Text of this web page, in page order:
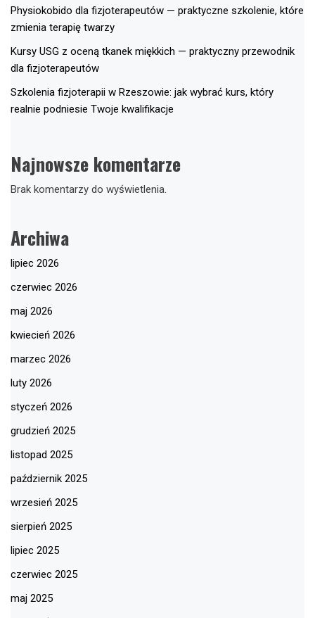
Physiokobido dla fizjoterapeutów — praktyczne szkolenie, które
zmienia terapię twarzy
Kursy USG z oceną tkanek miękkich — praktyczny przewodnik
dla fizjoterapeutów
Szkolenia fizjoterapii w Rzeszowie: jak wybrać kurs, który
realnie podniesie Twoje kwalifikacje
Najnowsze komentarze
Brak komentarzy do wyświetlenia.
Archiwa
lipiec 2026
czerwiec 2026
maj 2026
kwiecień 2026
marzec 2026
luty 2026
styczeń 2026
grudzień 2025
listopad 2025
październik 2025
wrzesień 2025
sierpień 2025
lipiec 2025
czerwiec 2025
maj 2025